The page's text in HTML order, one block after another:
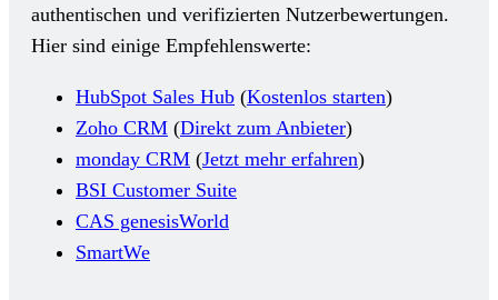
authentischen und verifizierten Nutzerbewertungen.
Hier sind einige Empfehlenswerte:
HubSpot Sales Hub (Kostenlos starten)
Zoho CRM (Direkt zum Anbieter)
monday CRM (Jetzt mehr erfahren)
BSI Customer Suite
CAS genesisWorld
SmartWe